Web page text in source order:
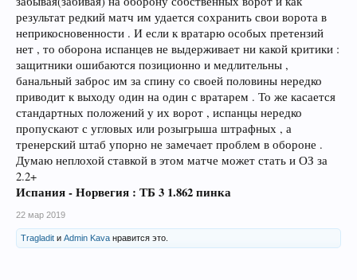
результат редкий матч им удается сохранить свои ворота в
неприкосновенности . И если к вратарю особых претензий
нет , то оборона испанцев не выдерживает ни какой критики :
защитники ошибаются позиционно и медлительны ,
банальный заброс им за спину со своей половины нередко
приводит к выходу один на один с вратарем . То же касается
стандартных положений у их ворот , испанцы нередко
пропускают с угловых или розыгрыша штрафных , а
тренерский штаб упорно не замечает проблем в обороне .
Думаю неплохой ставкой в этом матче может стать и ОЗ за
2.2+
Испания - Норвегия : ТБ 3 1.862 пинка
22 мар 2019
Tragladit и Admin Kava нравится это.